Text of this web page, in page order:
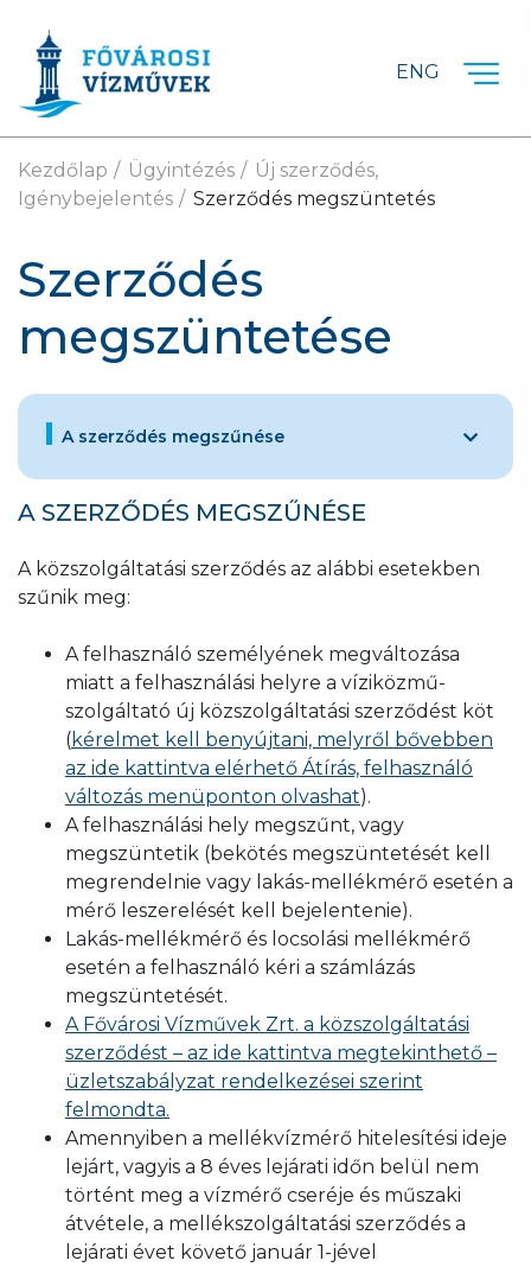
ENG
Kezdőlap Ügyintézés
Új szerződés,
Igénybejelentés
Szerződés megszüntetés
Szerződés
megszüntetése
A szerződés megszűnése
A SZERZŐDÉS MEGSZŰNÉSE
A közszolgáltatási szerződés az alábbi esetekben
szűnik meg:
A felhasználó személyének megváltozása
miatt a felhasználási helyre a víziközmű-
szolgáltató új közszolgáltatási szerződést köt
(kérelmet kell benyújtani, melyről bővebben
az ide kattintva elérhető Átírás, felhasználó
változás menüponton olvashat).
A felhasználási hely megszűnt, vagy
megszüntetik (bekötés megszüntetését kell
megrendelnie vagy lakás-mellékmérő esetén a
mérő leszerelését kell bejelentenie).
Lakás-mellékmérő és locsolási mellékmérő
esetén a felhasználó kéri a számlázás
megszüntetését.
A Fővárosi Vízművek Zrt. a közszolgáltatási
szerződést – az ide kattintva megtekinthető –
üzletszabályzat rendelkezései szerint
felmondta.
Amennyiben a mellékvízmérő hitelesítési ideje
lejárt, vagyis a 8 éves lejárati időn belül nem
történt meg a vízmérő cseréje és műszaki
átvétele, a mellékszolgáltatási szerződés a
lejárati évet követő január 1-jével